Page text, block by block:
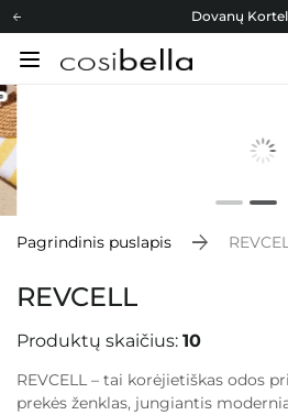
Cosibella lojalumo
Nemokamas
Pagrindinis puslapis
REVCELL
Produktų skaičius: 10
REVCELL – tai korėjietiškas odos
prekės ženklas, jungiantis